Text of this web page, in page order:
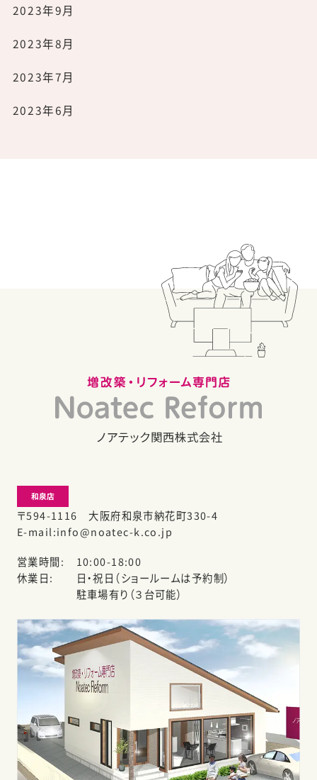
2023年9月
2023年8月
2023年7月
2023年6月
和泉店
〒594-1116 大阪府和泉市納花町330-4
E-mail info@noatec-k.co.jp
営業時間
10:00-18:00
休業日
日・祝日（ショールームは予約制）
駐車場有り（３台可能）